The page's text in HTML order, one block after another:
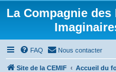
La Compagnie
FAQ Nous contacter
Site de la CEMIF Accueil du